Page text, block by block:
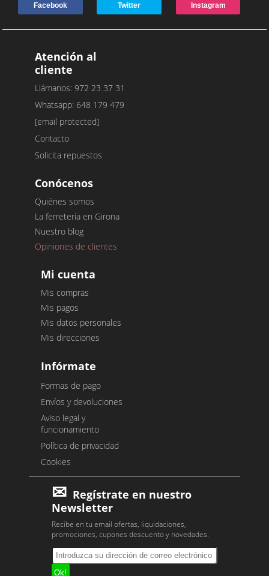
Facebook Twitter Instagram
Atención al
cliente
Llámanos: 972 23 37 31
Whatsapp: 648 179 479
[email protected]
Contacto
Solicita repuestos
Conócenos
Quiénes somos
La ferretería en Girona
Nuestro blog
Opiniones de clientes
Mi cuenta
Mis compras
Mis pagos
Mis datos personales
Mis direcciones
Infórmate
Formas de pago
Envíos y devoluciones
Aviso legal y
funcionamiento
Política de privacidad
Cookies
Regístrate en nuestro
Newsletter
Recibe en tu email ofertas, liquidaciones,
promociones, cupones descuento y novedades.